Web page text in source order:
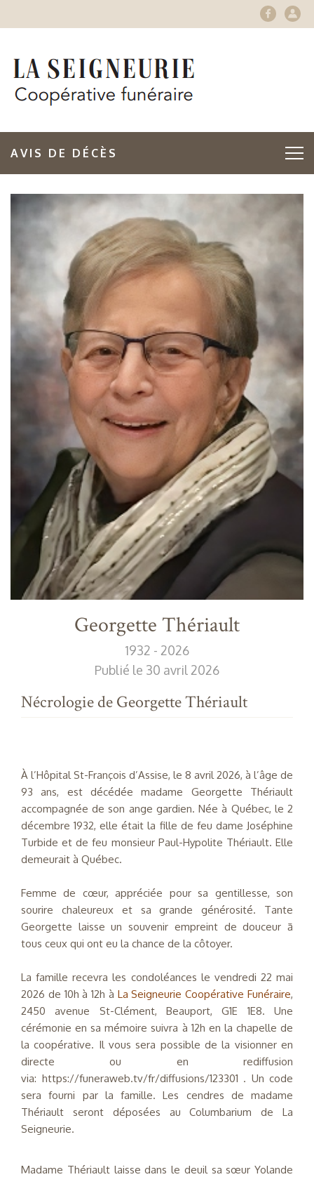
AVIS DE DÉCÈS
Georgette Thériault
1932 - 2026
Publié le 30 avril 2026
Nécrologie de Georgette Thériault
À l’Hôpital St-François d’Assise, le 8 avril 2026, à l’âge de
93 ans, est décédée madame Georgette Thériault
accompagnée de son ange gardien. Née à Québec, le 2
décembre 1932, elle était la fille de feu dame Joséphine
Turbide et de feu monsieur Paul-Hypolite Thériault. Elle
demeurait à Québec.
Femme de cœur, appréciée pour sa gentillesse, son
sourire chaleureux et sa grande générosité. Tante
Georgette laisse un souvenir empreint de douceur ā
tous ceux qui ont eu la chance de la côtoyer.
La famille recevra les condoléances le vendredi 22 mai
2026 de 10h à 12h à La Seigneurie Coopérative Funéraire,
2450 avenue St-Clément, Beauport, G1E 1E8. Une
cérémonie en sa mémoire suivra à 12h en la chapelle de
la coopérative. Il vous sera possible de la visionner en
directe ou en rediffusion
via: https://funeraweb.tv/fr/diffusions/123301 . Un code
sera fourni par la famille. Les cendres de madame
Thériault seront déposées au Columbarium de La
Seigneurie.
Madame Thériault laisse dans le deuil sa sœur Yolande